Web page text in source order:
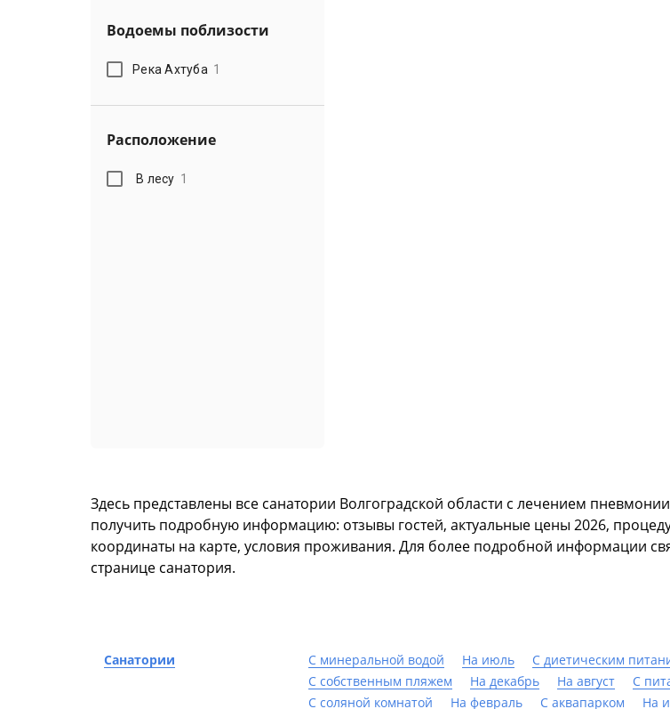
Водоемы поблизости
Река Ахтуба 1
Расположение
В лесу 1
Здесь представлены все санатории Волгоградской области с лечением
получить подробную информацию: отзывы гостей, актуальные цены 2026,
координаты на карте, условия проживания. Для более подробной информации
странице санатория.
Санатории С минеральной водой На июль С диетическим
С собственным пляжем
На декабрь На август С
С соляной комнатой
На февраль С аквапарком На